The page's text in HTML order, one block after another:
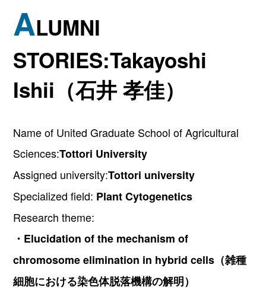
ALUMNI
STORIES:Takayoshi
Ishii（石井 孝佳）
Name of United Graduate School of Agricultural
Sciences:Tottori University
Assigned university:Tottori university
Specialized field: Plant Cytogenetics
Research theme:
・Elucidation of the mechanism of
chromosome elimination in hybrid cells（雑種
細胞における染色体脱落機構の解明）